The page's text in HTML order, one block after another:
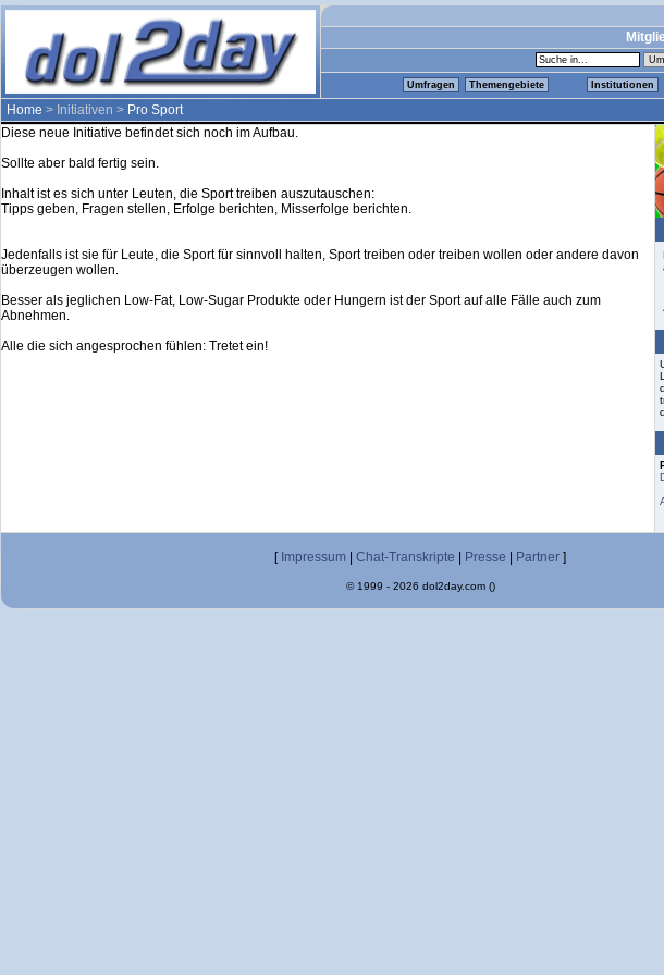
Umfragen Themengebiete Institutionen
Home > Initiativen > Pro Sport
Diese neue Initiative befindet sich noch im Aufbau.
Sollte aber bald fertig sein.
Inhalt ist es sich unter Leuten, die Sport treiben auszutauschen:
Tipps geben, Fragen stellen, Erfolge berichten, Misserfolge berichten.
Jedenfalls ist sie für Leute, die Sport für sinnvoll halten, Sport treiben oder treiben wollen oder andere davon
überzeugen wollen.
Besser als jeglichen Low-Fat, Low-Sugar Produkte oder Hungern ist der Sport auf alle Fälle auch zum
Abnehmen.
Alle die sich angesprochen fühlen: Tretet ein!
[ Impressum Chat-Transkripte Presse Partner ]
© 1999 - 2026 dol2day.com ()